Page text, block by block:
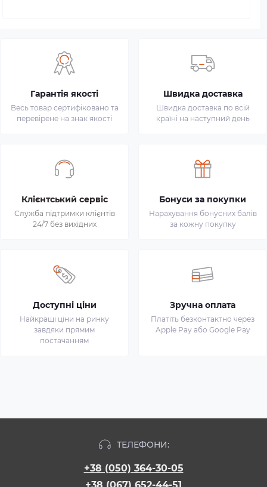
Гарантія якості
Весь товар сертифіковано та
перевірене на знак якості
Швидка доставка
Швидка доставка по всій
країні на наступний день
Клієнтський сервіс
Служба підтримки клієнтів
24/7 без вихідних
Бонуси за покупки
Нарахування бонусних балів
за кожну покупку
Доступні ціни
Найкращі ціни на ринку
завдяки прямим
постачанням
Зручна оплата
Платіть безконтактно через
Apple Pay або Google Pay
ТЕЛЕФОНИ:
+38 (050) 364-30-05